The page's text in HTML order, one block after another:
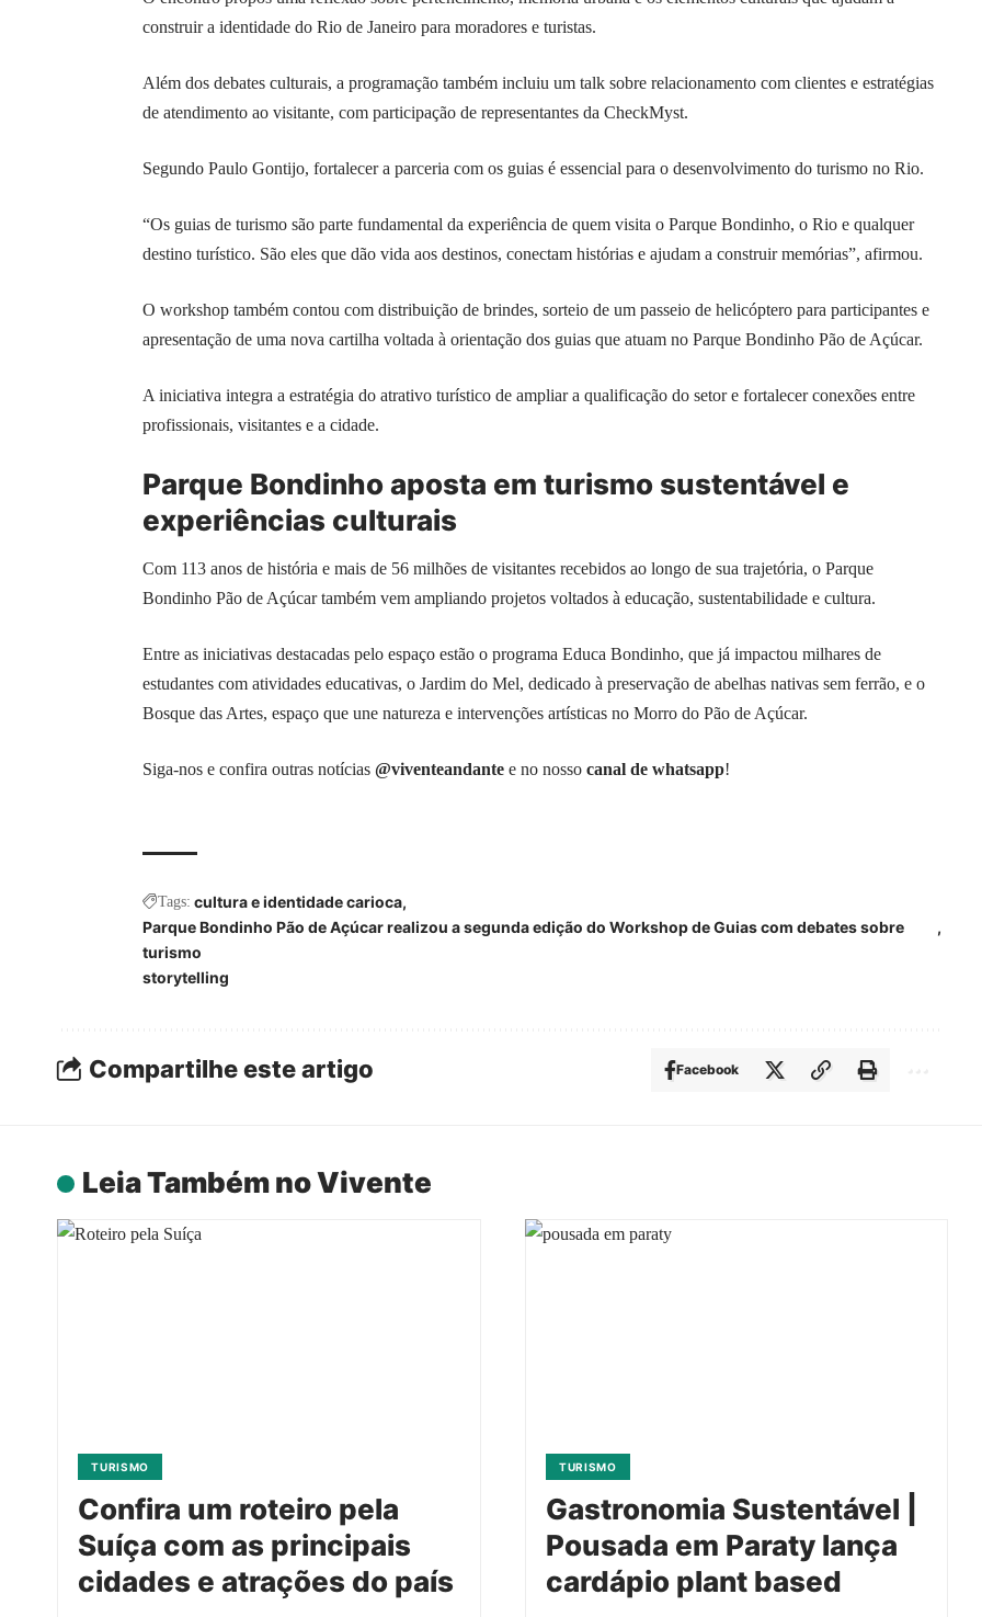
construir a identidade do Rio de Janeiro para moradores e turistas.
Além dos debates culturais, a programação também incluiu um talk sobre relacionamento com clientes e estratégias
de atendimento ao visitante, com participação de representantes da CheckMyst.
Segundo Paulo Gontijo, fortalecer a parceria com os guias é essencial para o desenvolvimento do turismo no Rio.
“Os guias de turismo são parte fundamental da experiência de quem visita o Parque Bondinho, o Rio e qualquer
destino turístico. São eles que dão vida aos destinos, conectam histórias e ajudam a construir memórias”, afirmou.
O workshop também contou com distribuição de brindes, sorteio de um passeio de helicóptero para participantes e
apresentação de uma nova cartilha voltada à orientação dos guias que atuam no Parque Bondinho Pão de Açúcar.
A iniciativa integra a estratégia do atrativo turístico de ampliar a qualificação do setor e fortalecer conexões entre
profissionais, visitantes e a cidade.
Parque Bondinho aposta em turismo sustentável e
experiências culturais
Com 113 anos de história e mais de 56 milhões de visitantes recebidos ao longo de sua trajetória, o Parque
Bondinho Pão de Açúcar também vem ampliando projetos voltados à educação, sustentabilidade e cultura.
Entre as iniciativas destacadas pelo espaço estão o programa Educa Bondinho, que já impactou milhares de
estudantes com atividades educativas, o Jardim do Mel, dedicado à preservação de abelhas nativas sem ferrão, e o
Bosque das Artes, espaço que une natureza e intervenções artísticas no Morro do Pão de Açúcar.
Siga-nos e confira outras notícias @viventeandante e no nosso canal de whatsapp!
Tags: cultura e identidade carioca
Parque Bondinho Pão de Açúcar realizou a segunda edição do Workshop de Guias com debates sobre
turismo
storytelling
Compartilhe este artigo Facebook
Leia Também no Vivente
TURISMO
Confira um roteiro pela
Suíça com as principais
cidades e atrações do país
TURISMO
Gastronomia Sustentável |
Pousada em Paraty lança
cardápio plant based